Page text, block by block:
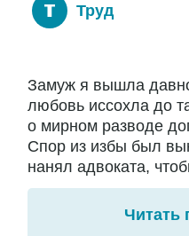
Труд
Замуж я вышла
любовь иссохла до
о мирном разводе
Спор из избы был
нанял адвоката,
Читать